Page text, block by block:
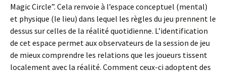
Magic Circle”. Cela renvoie à l’espace conceptuel (mental)
et physique (le lieu) dans lequel les règles du jeu prennent le
dessus sur celles de la réalité quotidienne. L’identification
de cet espace permet aux observateurs de la session de jeu
de mieux comprendre les relations que les joueurs tissent
localement avec la réalité. Comment ceux-ci adoptent des